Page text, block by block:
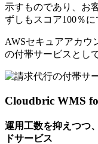
示すものであり、お
ずしもスコア100％
AWSセキュアアカウ
の付帯サービスとし
Cloudbric WMS
運用工数を抑えつつ
ドサービス